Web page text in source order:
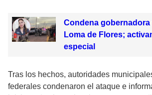
Condena gobernadora
Loma de Flores;
especial
Tras los hechos, autoridades
federales condenaron el ataque e